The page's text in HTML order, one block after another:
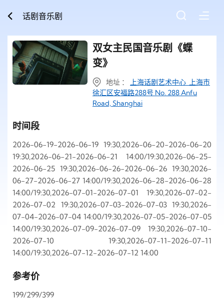
话剧音乐剧
双女主民国音乐剧《蝶
变》
地址 ：
上海话剧艺术中心 上海市
徐汇区安福路288号 No. 288 Anfu
Road, Shanghai
时间段
2026-06-19-2026-06-19 19:30,2026-06-20-2026-06-20
19:30,2026-06-21-2026-06-21 14:00/19:30,2026-06-25-
2026-06-25 19:30,2026-06-26-2026-06-26 19:30,2026-
06-27-2026-06-27 14:00/19:30,2026-06-28-2026-06-28
14:00/19:30,2026-07-01-2026-07-01 19:30,2026-07-02-
2026-07-02 19:30,2026-07-03-2026-07-03 19:30,2026-
07-04-2026-07-04 14:00/19:30,2026-07-05-2026-07-05
14:00/19:30,2026-07-09-2026-07-09 19:30,2026-07-10-
2026-07-10 19:30,2026-07-11-2026-07-11
14:00/19:30,2026-07-12-2026-07-12 14:00
参考价
199/299/399